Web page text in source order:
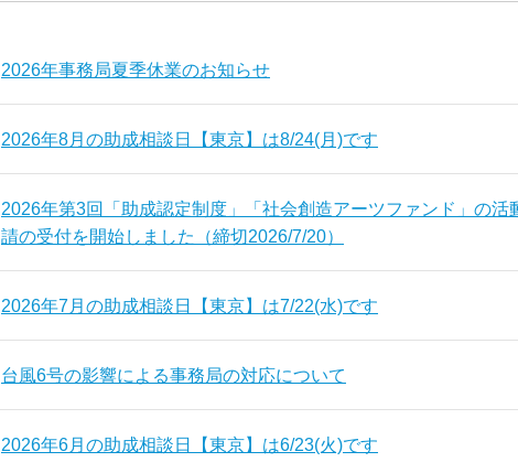
2026年事務局夏季休業のお知らせ
2026年8月の助成相談日【東京】は8/24(月)です
2026年第3回「助成認定制度」「社会創造アーツファンド」の活
請の受付を開始しました（締切2026/7/20）
2026年7月の助成相談日【東京】は7/22(水)です
台風6号の影響による事務局の対応について
2026年6月の助成相談日【東京】は6/23(火)です